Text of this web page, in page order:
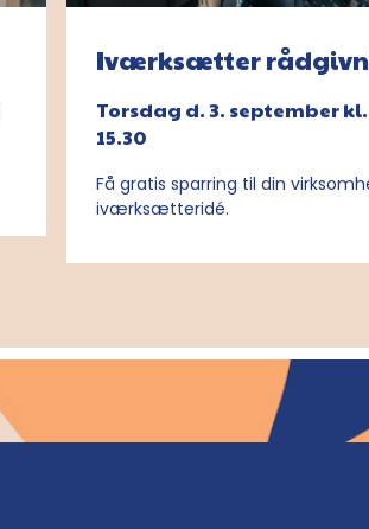
Iværksætter
Torsdag d. 3. september kl.
15.30
Få gratis sparring til din
iværksætteridé.